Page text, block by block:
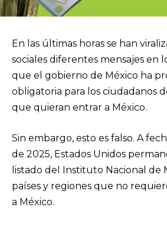
En las últimas horas se han
sociales diferentes mensajes en
que el gobierno de México ha
obligatoria para los ciudadanos
que quieran entrar a México.
Sin embargo, esto es falso. A
de 2025, Estados Unidos
listado del Instituto Nacional de
países y regiones que no
a México.